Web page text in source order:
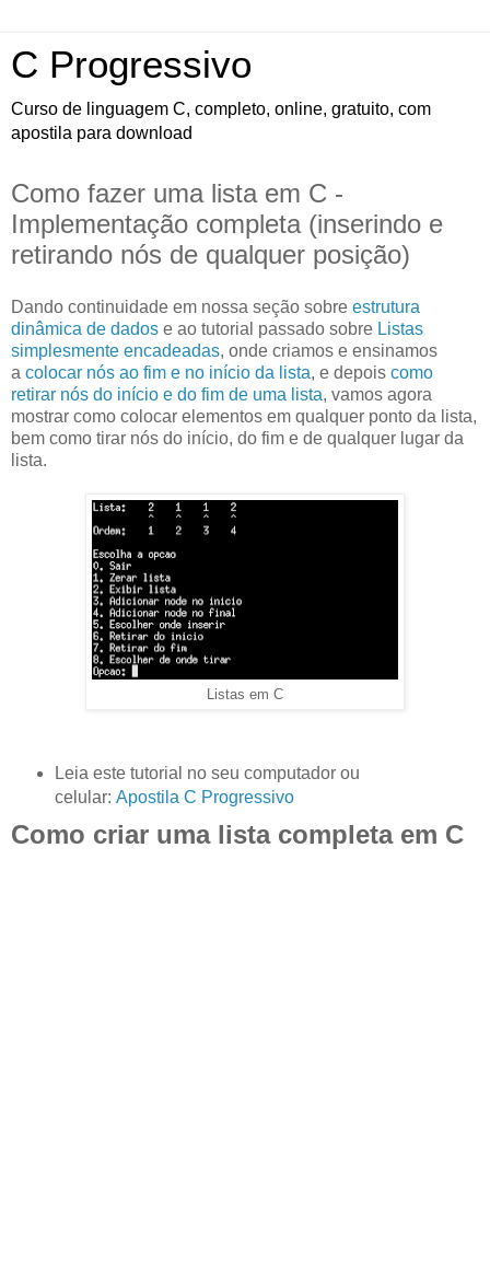
C Progressivo
Curso de linguagem C, completo, online, gratuito, com
apostila para download
Como fazer uma lista em C -
Implementação completa (inserindo e
retirando nós de qualquer posição)
Dando continuidade em nossa seção sobre estrutura
dinâmica de dados e ao tutorial passado sobre Listas
simplesmente encadeadas, onde criamos e ensinamos
a colocar nós ao fim e no início da lista, e depois como
retirar nós do início e do fim de uma lista, vamos agora
mostrar como colocar elementos em qualquer ponto da lista,
bem como tirar nós do início, do fim e de qualquer lugar da
lista.
Listas em C
Leia este tutorial no seu computador ou
celular: Apostila C Progressivo
Como criar uma lista completa em C